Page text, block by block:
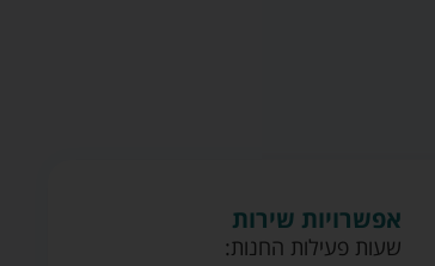
אפשרויות שירות
שעות פעילות החנות: